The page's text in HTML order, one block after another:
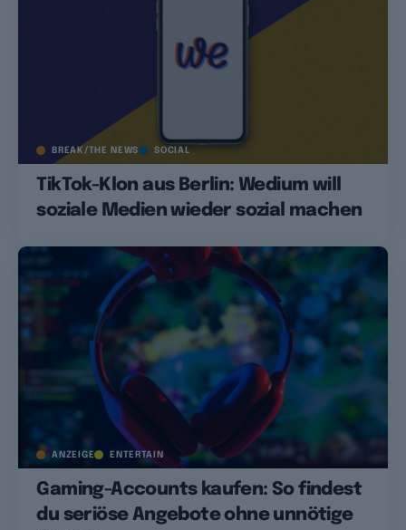
BREAK/THE NEWS SOCIAL
TikTok-Klon aus Berlin: Wedium will
soziale Medien wieder sozial machen
ANZEIGE ENTERTAIN
Gaming-Accounts kaufen: So findest
du seriöse Angebote ohne unnötige